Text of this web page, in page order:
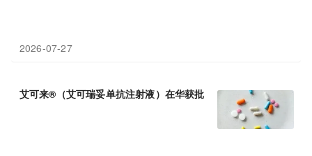
2026-07-27
艾可来®（艾可瑞妥单抗注射液）在华获批，革新滤泡性淋巴瘤治